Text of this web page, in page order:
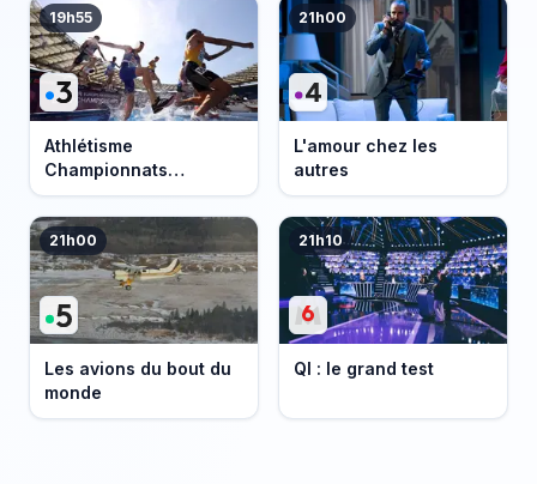
19h55
Athlétisme
Championnats
d'Europe 2026
21h00
L'amour chez les
autres
21h00
Les avions du bout du
monde
21h10
QI : le grand test